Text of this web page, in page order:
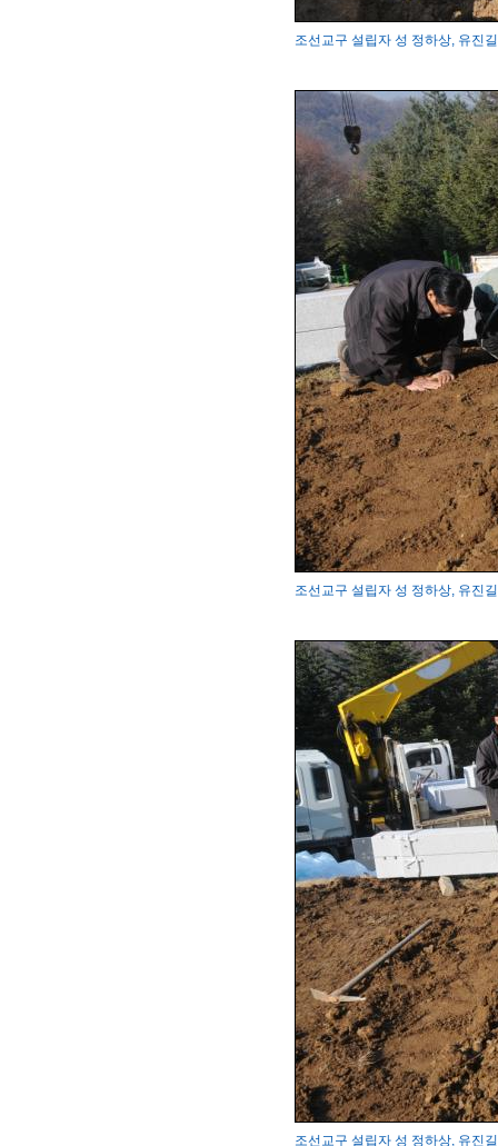
조선교구 설립자 성 정하상, 유진
조선교구 설립자 성 정하상, 유진
조선교구 설립자 성 정하상, 유진